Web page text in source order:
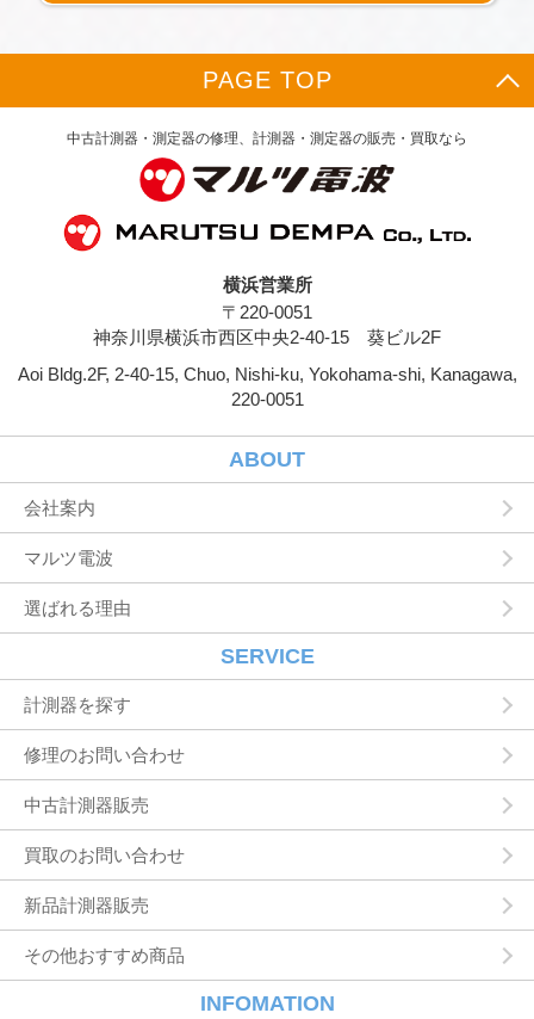
下，｢提携先｣といいます。）などから収集する
ことがあります。
当社は，ユーザーについて，利用したサービス
やソフトウエア，購入した商品，閲覧したペー
ジや広告の履歴，検索した検索キーワード，利
用日時，利用方法，利用環境（携帯端末を通じ
てご利用の場合の当該端末の通信状態，利用に
際しての各種設定情報なども含みます），IPア
識別情報などの履歴情報および特性情報を，ユ
ーザーが当社や提携先のサービスを利用しまた
はページを閲覧する際に収集します。
第３条（個人情報を収集・利用する目的）
当社が個人情報を収集・利用する目的は，以下
ユーザーに自分の登録情報の閲覧や修正，利用
状況の閲覧を行っていただくために，氏名，住
の代金などに関する情報を表示する目的
アドレスを利用する場合やユーザーに商品を送
名や住所などの連絡先情報を利用する目的
ユーザーの本人確認を行うために，氏名，生年
月日，住所，電話番号，銀行口座番号，クレジ
商品名や数量，利用されたサービスの種類や期
情報などを利用する目的
ユーザーが簡便にデータを入力できるようにす
るために，当社に登録されている情報を入力画
含みます）に転送したりする目的
代金の支払を遅滞したり第三者に損害を発生さ
せたりするなど，本サービスの利用規約に違反
したユーザーや，不正・不当な目的でサービス
PAGE TOP
中古計測器・測定器の修理、計測器・測定器の販売・買取なら
横浜営業所
〒220-0051
神奈川県横浜市西区中央2-40-15 葵ビル2F
Aoi Bldg.2F, 2-40-15, Chuo, Nishi-ku, Yokohama-shi, Kanagawa,
220-0051
ABOUT
会社案内
マルツ電波
選ばれる理由
SERVICE
計測器を探す
修理のお問い合わせ
中古計測器販売
買取のお問い合わせ
新品計測器販売
その他おすすめ商品
INFOMATION